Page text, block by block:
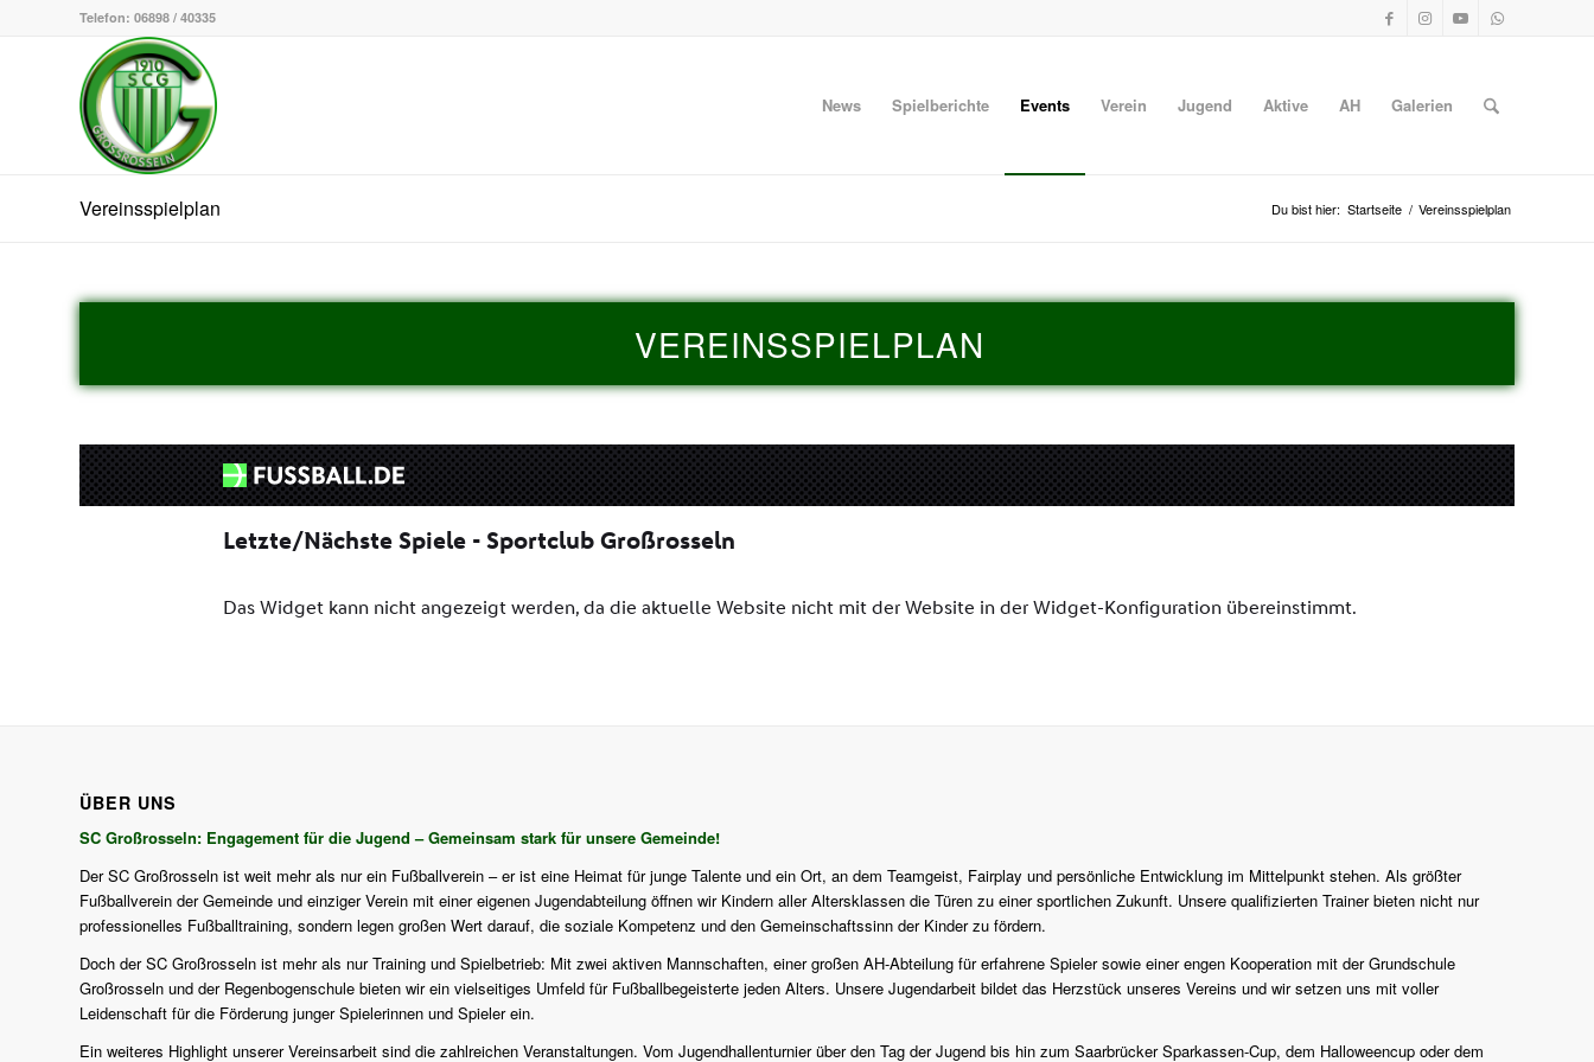
Telefon: 06898 / 40335
News Spielberichte Events Verein Jugend Aktive AH Galerien
Vereinsspielplan Du bist hier: Startseite / Vereinsspielplan
VEREINSSPIELPLAN
ÜBER UNS
SC Großrosseln: Engagement für die Jugend – Gemeinsam stark für unsere Gemeinde!
Der SC Großrosseln ist weit mehr als nur ein Fußballverein – er ist eine Heimat für junge Talente und ein Ort, an dem Teamgeist, Fairplay und persönliche Entwicklung im Mittelpunkt stehen. Als größter
Fußballverein der Gemeinde und einziger Verein mit einer eigenen Jugendabteilung öffnen wir Kindern aller Altersklassen die Türen zu einer sportlichen Zukunft. Unsere qualifizierten Trainer bieten nicht nur
professionelles Fußballtraining, sondern legen großen Wert darauf, die soziale Kompetenz und den Gemeinschaftssinn der Kinder zu fördern.
Doch der SC Großrosseln ist mehr als nur Training und Spielbetrieb: Mit zwei aktiven Mannschaften, einer großen AH-Abteilung für erfahrene Spieler sowie einer engen Kooperation mit der Grundschule
Großrosseln und der Regenbogenschule bieten wir ein vielseitiges Umfeld für Fußballbegeisterte jeden Alters. Unsere Jugendarbeit bildet das Herzstück unseres Vereins und wir setzen uns mit voller
Leidenschaft für die Förderung junger Spielerinnen und Spieler ein.
Ein weiteres Highlight unserer Vereinsarbeit sind die zahlreichen Veranstaltungen. Vom Jugendhallenturnier über den Tag der Jugend bis hin zum Saarbrücker Sparkassen-Cup, dem Halloweencup oder dem